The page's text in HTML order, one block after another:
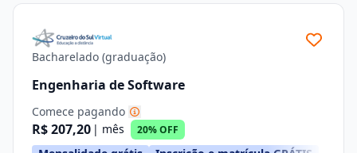
Bacharelado (graduação)
Engenharia de Software
Comece pagando
R$ 207,20 | mês 20% OFF